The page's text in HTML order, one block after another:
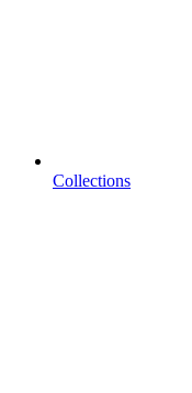
Collections